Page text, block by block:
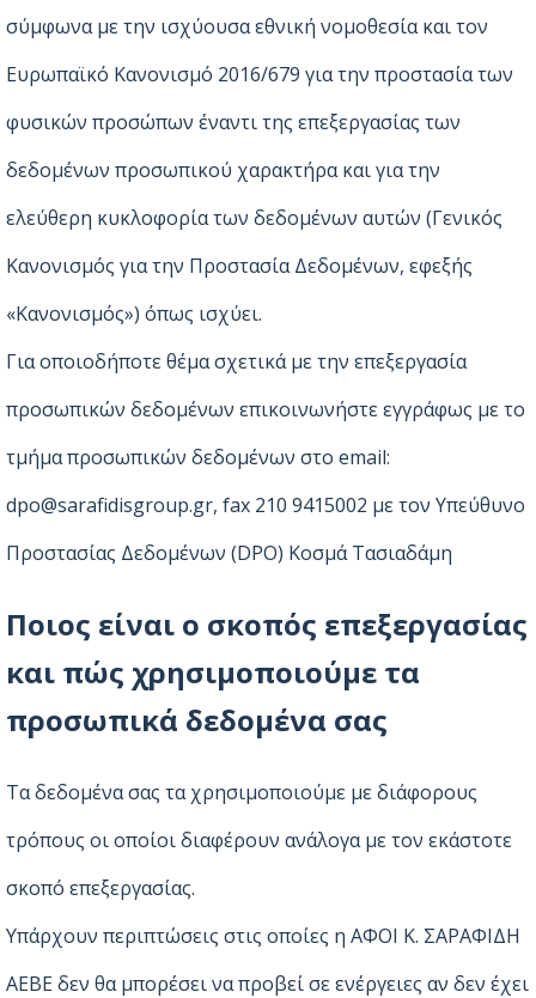
σύμφωνα με την ισχύουσα εθνική νομοθεσία και τον
Ευρωπαϊκό Κανονισμό 2016/679 για την προστασία των
φυσικών προσώπων έναντι της επεξεργασίας των
δεδομένων προσωπικού χαρακτήρα και για την
ελεύθερη κυκλοφορία των δεδομένων αυτών (Γενικός
Κανονισμός για την Προστασία Δεδομένων, εφεξής
«Κανονισμός») όπως ισχύει.
Για οποιοδήποτε θέμα σχετικά με την επεξεργασία
προσωπικών δεδομένων επικοινωνήστε εγγράφως με το
τμήμα προσωπικών δεδομένων στο email:
dpo@sarafidisgroup.gr, fax 210 9415002 με τον Υπεύθυνο
Προστασίας Δεδομένων (DPO) Κοσμά Τασιαδάμη
Ποιος είναι ο σκοπός επεξεργασίας
και πώς χρησιμοποιούμε τα
προσωπικά δεδομένα σας
Τα δεδομένα σας τα χρησιμοποιούμε με διάφορους
τρόπους οι οποίοι διαφέρουν ανάλογα με τον εκάστοτε
σκοπό επεξεργασίας.
Υπάρχουν περιπτώσεις στις οποίες η ΑΦΟΙ Κ. ΣΑΡΑΦΙΔΗ
ΑΕΒΕ δεν θα μπορέσει να προβεί σε ενέργειες αν δεν έχει